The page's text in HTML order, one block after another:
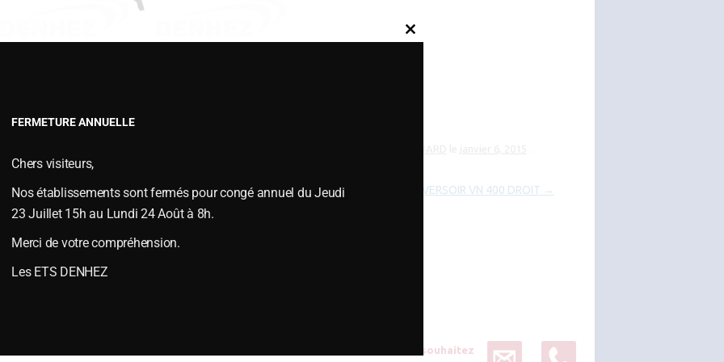
VERSOIRS TYPE JOUTEL
VERSOIRS TYPE VIAUD
ZRL VR133
VERSOIR VN 400 DROIT →
Vous souhaitez
FERMETURE ANNUELLE
Chers visiteurs,
Nos établissements sont fermés pour congé annuel du Jeudi
23 Juillet 15h au Lundi 24 Août à 8h.
Merci de votre compréhension.
Les ETS DENHEZ